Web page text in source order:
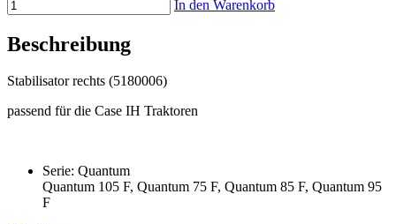
In den Warenkorb
Beschreibung
Stabilisator rechts (5180006)
passend für die Case IH Traktoren
Serie: Quantum
Quantum 105 F, Quantum 75 F, Quantum 85 F, Quantum 95
F